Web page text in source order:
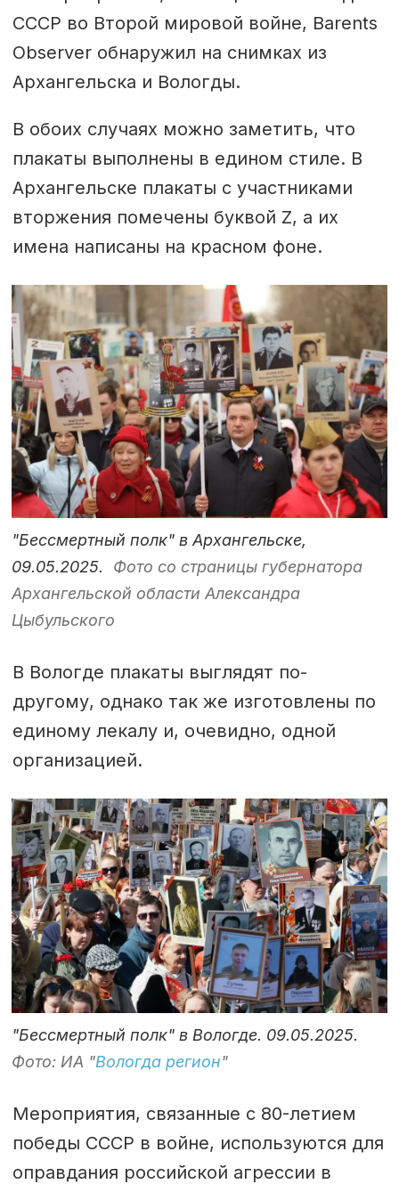
СССР во Второй мировой войне, Barents
Observer обнаружил на снимках из
Архангельска и Вологды.
В обоих случаях можно заметить, что
плакаты выполнены в едином стиле. В
Архангельске плакаты с участниками
вторжения помечены буквой Z, а их
имена написаны на красном фоне.
"Бессмертный полк" в Архангельске,
09.05.2025.
Фото со страницы губернатора
Архангельской области Александра
Цыбульского
В Вологде плакаты выглядят по-
другому, однако так же изготовлены по
единому лекалу и, очевидно, одной
организацией.
"Бессмертный полк" в Вологде. 09.05.2025.
Фото: ИА "Вологда регион"
Мероприятия, связанные с 80-летием
победы СССР в войне, используются для
оправдания российской агрессии в